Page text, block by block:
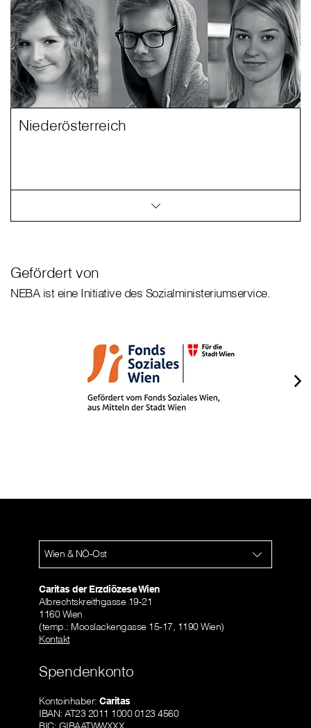
Niederösterreich
Gefördert von
NEBA ist eine Initiative des Sozialministeriumservice.
Wien & NÖ-Ost
Caritas der Erzdiözese Wien
Albrechtskreithgasse 19-21
1160 Wien
(temp.: Mooslackengasse 15-17, 1190 Wien)
Kontakt
Spendenkonto
Kontoinhaber: Caritas
IBAN: AT23 2011 1000 0123 4560